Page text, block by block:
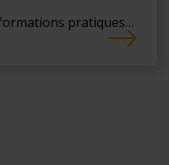
pratiques…